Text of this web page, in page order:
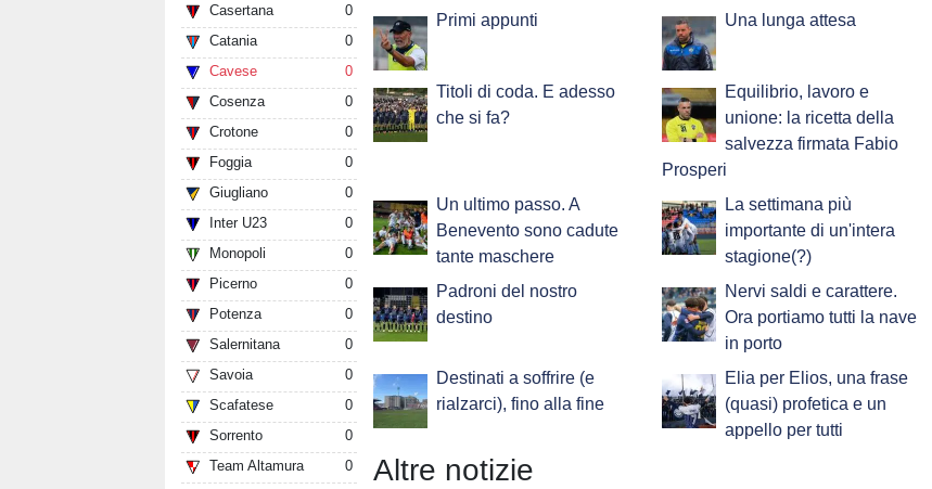
Casertana
0
Catania
0
Cavese
0
Cosenza
0
Crotone
0
Foggia
0
Giugliano
0
Inter U23
0
Monopoli
0
Picerno
0
Potenza
0
Salernitana
0
Savoia
0
Scafatese
0
Sorrento
0
Team Altamura
0
Primi appunti Una lunga attesa
Titoli di coda. E adesso
che si fa?
Equilibrio, lavoro e
unione: la ricetta della
salvezza firmata Fabio
Prosperi
Un ultimo passo. A
Benevento sono cadute
tante maschere
La settimana più
importante di un'intera
stagione(?)
Padroni del nostro
destino
Nervi saldi e carattere.
Ora portiamo tutti la nave
in porto
Destinati a soffrire (e
rialzarci), fino alla fine
Elia per Elios, una frase
(quasi) profetica e un
appello per tutti
Altre notizie